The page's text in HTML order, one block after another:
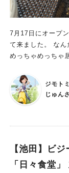
7月17日にオープ
て来ました。 なん
めっちゃめっちゃ
素敵な縁側を残し
心地よく、暑さも
け」さんは、箕面
栽培のお米とお野
わってきますね！
ジモト
じゅん
【池田】ビ
「日々食堂